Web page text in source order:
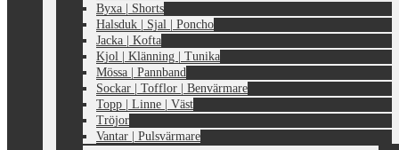
Byxa | Shorts
Halsduk | Sjal | Poncho
Jacka | Kofta
Kjol | Klänning | Tunika
Mössa | Pannband
Sockar | Tofflor | Benvärmare
Topp | Linne | Väst
Tröjor
Vantar | Pulsvärmare